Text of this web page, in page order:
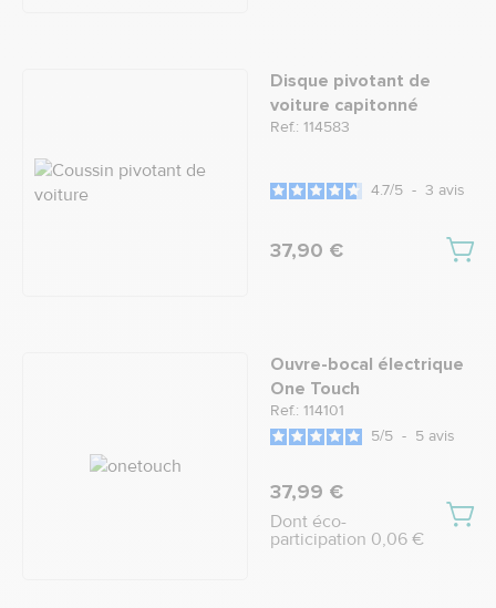
Disque pivotant de
voiture capitonné
Ref.: 114583
4.7/5 - 3 avis
37,90 €
Ouvre-bocal électrique
One Touch
Ref.: 114101
5/5 - 5 avis
37,99 €
Dont éco-
participation 0,06 €